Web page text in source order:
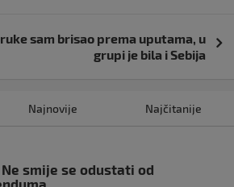
sam brisao prema uputama, u
grupi je bila i Sebija
Najnovije Najčitanije
smije se odustati od